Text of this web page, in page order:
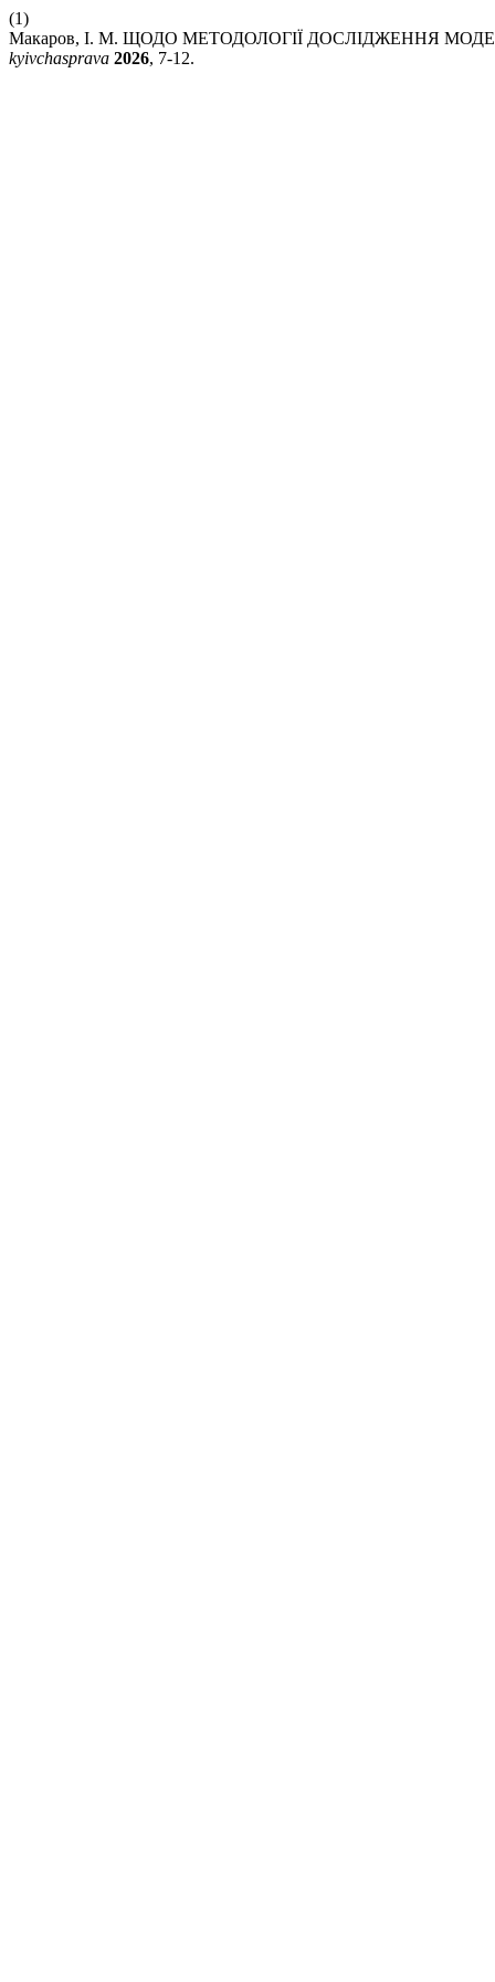
(1)
Макаров, І. М. ЩОДО МЕТОДОЛОГІЇ ДОСЛІДЖЕННЯ
kyivchasprava 2026, 7-12.